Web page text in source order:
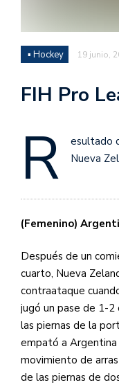
▪ Hockey 19 junio,
FIH Pro
R
esultado
Nueva
(Femenino)
Después de un
cuarto, Nueva
contraataque
jugó un pase de 1-
las piernas de la
empató a Argentina
movimiento de
de las piernas de